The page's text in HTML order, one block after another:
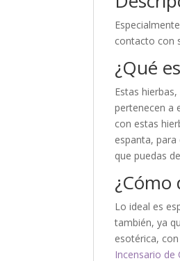
contacto con
¿Qué
Estas
pertenecen a
con estas
espanta, para
que puedas
¿Cómo
Lo ideal es
también, ya
esotérica,
Incensario de